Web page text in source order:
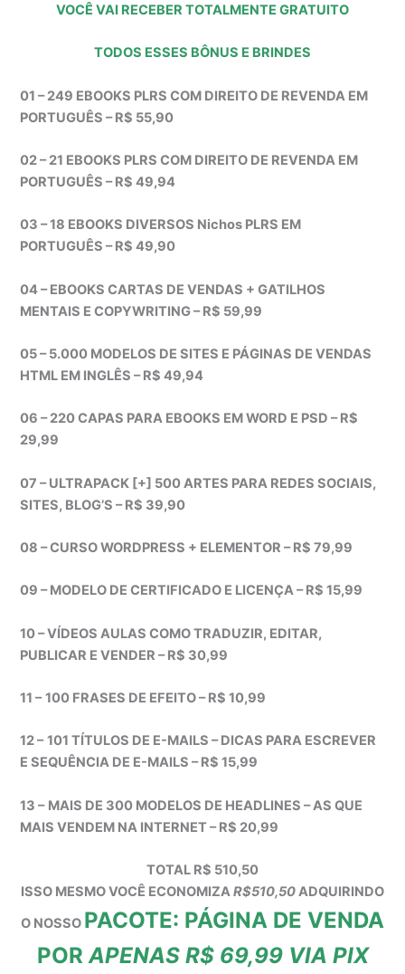
VOCÊ VAI RECEBER TOTALMENTE GRATUITO
TODOS ESSES BÔNUS E BRINDES
01 – 249 EBOOKS PLRS COM DIREITO DE REVENDA EM
PORTUGUÊS – R$ 55,90
02 – 21 EBOOKS PLRS COM DIREITO DE REVENDA EM
PORTUGUÊS – R$ 49,94
03 – 18 EBOOKS DIVERSOS Nichos PLRS EM
PORTUGUÊS – R$ 49,90
04 – EBOOKS CARTAS DE VENDAS + GATILHOS
MENTAIS E COPYWRITING – R$ 59,99
05 – 5.000 MODELOS DE SITES E PÁGINAS DE VENDAS
HTML EM INGLÊS – R$ 49,94
06 – 220 CAPAS PARA EBOOKS EM WORD E PSD – R$
29,99
07 – ULTRAPACK [+] 500 ARTES PARA REDES SOCIAIS,
SITES, BLOG’S – R$ 39,90
08 – CURSO WORDPRESS + ELEMENTOR – R$ 79,99
09 – MODELO DE CERTIFICADO E LICENÇA – R$ 15,99
10 – VÍDEOS AULAS COMO TRADUZIR, EDITAR,
PUBLICAR E VENDER – R$ 30,99
11 – 100 FRASES DE EFEITO – R$ 10,99
12 – 101 TÍTULOS DE E-MAILS – DICAS PARA ESCREVER
E SEQUÊNCIA DE E-MAILS – R$ 15,99
13 – MAIS DE 300 MODELOS DE HEADLINES – AS QUE
MAIS VENDEM NA INTERNET – R$ 20,99
TOTAL R$ 510,50
ISSO MESMO VOCÊ ECONOMIZAR$510,50ADQUIRINDO
O NOSSO PACOTE: PÁGINA DE VENDA
PORAPENAS R$ 69,99 VIA PIX